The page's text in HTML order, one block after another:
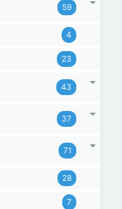
59
4
23
43
37
71
28
7